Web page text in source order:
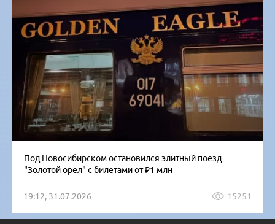
Под Новосибирском остановился элитный поезд
"Золотой орел" с билетами от ₽1 млн
19:12, 31.07.2026 15251